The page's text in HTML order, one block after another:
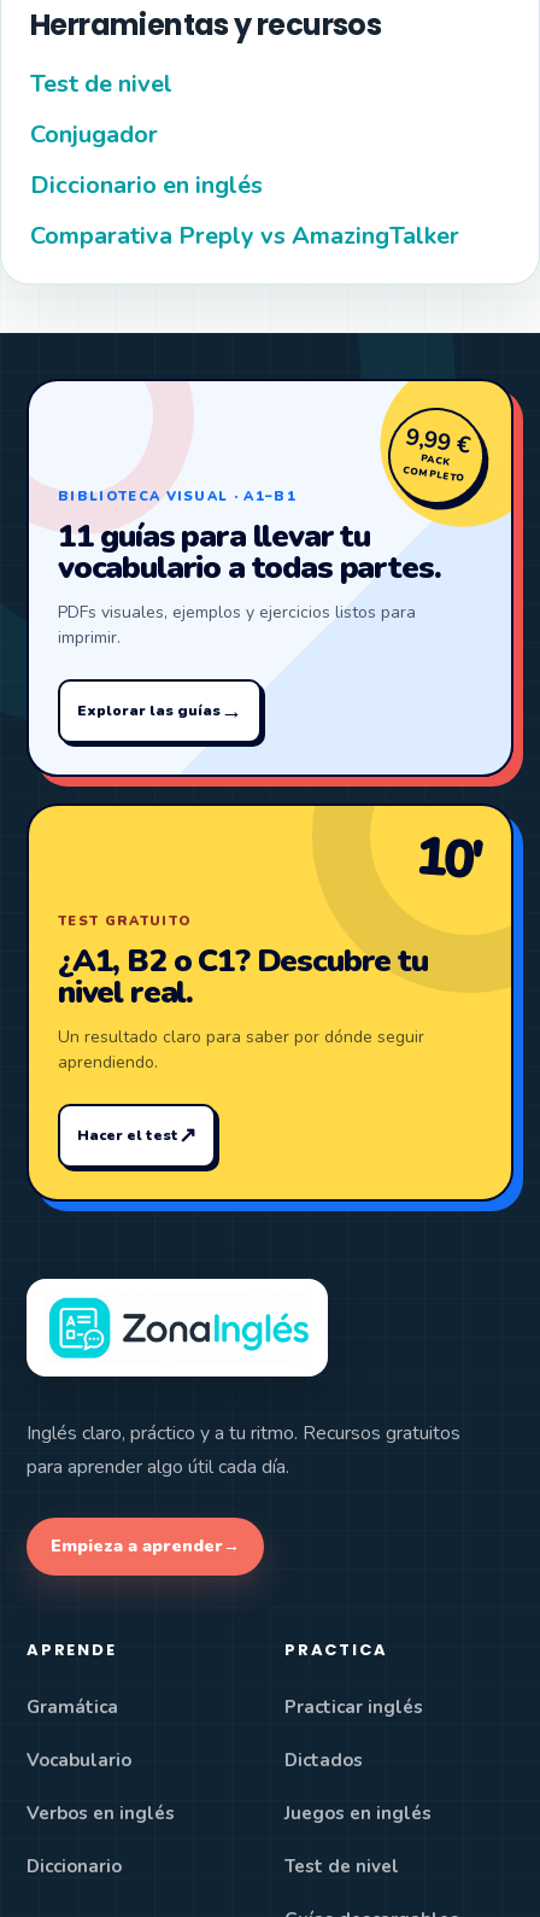
Herramientas y recursos
Test de nivel
Conjugador
Diccionario en inglés
Comparativa Preply vs AmazingTalker
BIBLIOTECA VISUAL · A1–B1
11 guías para llevar tu
vocabulario a todas partes.
PDFs visuales, ejemplos y ejercicios listos para
imprimir.
Explorar las guías→
9,99 €
PACK
COMPLETO
10′
TEST GRATUITO
¿A1, B2 o C1? Descubre tu
nivel real.
Un resultado claro para saber por dónde seguir
aprendiendo.
Hacer el test↗
Inglés claro, práctico y a tu ritmo. Recursos gratuitos
para aprender algo útil cada día.
Empieza a aprender→
APRENDE
Gramática
Vocabulario
Verbos en inglés
Diccionario
PRACTICA
Practicar inglés
Dictados
Juegos en inglés
Test de nivel